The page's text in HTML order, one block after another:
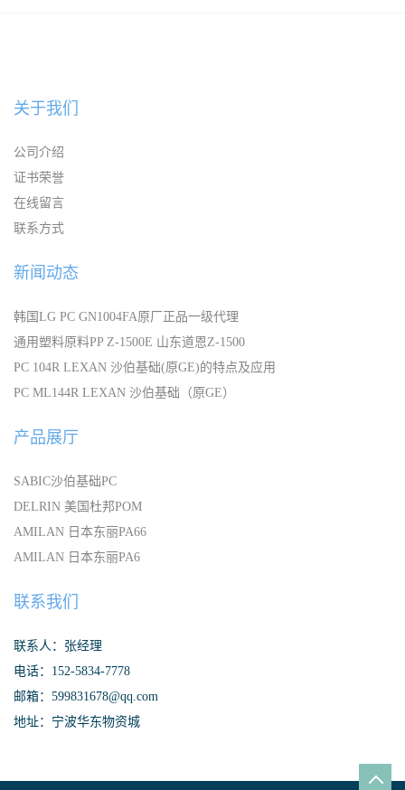
关于我们
公司介绍
证书荣誉
在线留言
联系方式
新闻动态
韩国LG PC GN1004FA原厂正品一级代理
通用塑料原料PP Z-1500E 山东道恩Z-1500
PC 104R LEXAN 沙伯基础(原GE)的特点及应用
PC ML144R LEXAN 沙伯基础（原GE）
产品展厅
SABIC沙伯基础PC
DELRIN 美国杜邦POM
AMILAN 日本东丽PA66
AMILAN 日本东丽PA6
联系我们
联系人：张经理
电话：152-5834-7778
邮箱：599831678@qq.com
地址：宁波华东物资城